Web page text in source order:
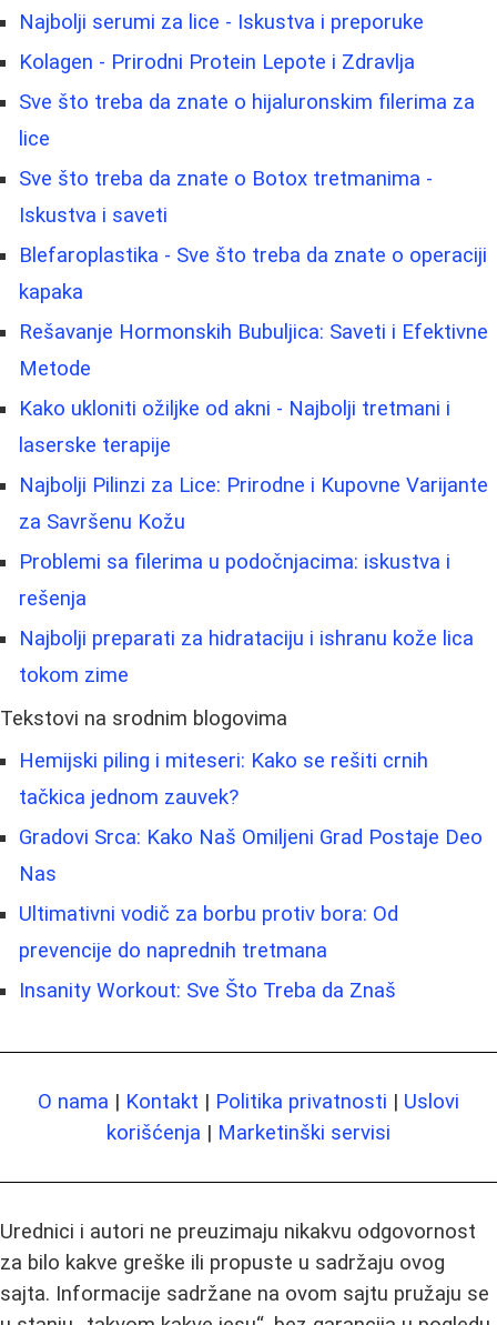
Najbolji serumi za lice - Iskustva i preporuke
Kolagen - Prirodni Protein Lepote i Zdravlja
Sve što treba da znate o hijaluronskim filerima za
lice
Sve što treba da znate o Botox tretmanima -
Iskustva i saveti
Blefaroplastika - Sve što treba da znate o operaciji
kapaka
Rešavanje Hormonskih Bubuljica: Saveti i Efektivne
Metode
Kako ukloniti ožiljke od akni - Najbolji tretmani i
laserske terapije
Najbolji Pilinzi za Lice: Prirodne i Kupovne Varijante
za Savršenu Kožu
Problemi sa filerima u podočnjacima: iskustva i
rešenja
Najbolji preparati za hidrataciju i ishranu kože lica
tokom zime
Tekstovi na srodnim blogovima
Hemijski piling i miteseri: Kako se rešiti crnih
tačkica jednom zauvek?
Gradovi Srca: Kako Naš Omiljeni Grad Postaje Deo
Nas
Ultimativni vodič za borbu protiv bora: Od
prevencije do naprednih tretmana
Insanity Workout: Sve Što Treba da Znaš
O nama | Kontakt | Politika privatnosti | Uslovi
korišćenja | Marketinški servisi
Urednici i autori ne preuzimaju nikakvu odgovornost
za bilo kakve greške ili propuste u sadržaju ovog
sajta. Informacije sadržane na ovom sajtu pružaju se